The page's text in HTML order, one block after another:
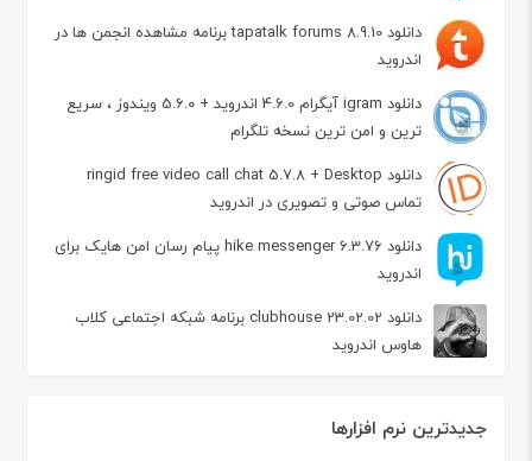
دانلود tapatalk forums 8.9.10 برنامه مشاهده انجمن ها در
اندروید
دانلود igram آیگرام 4.6.0 اندروید + 5.6.0 ویندوز ، سریع
ترین و امن ترین نسخه تلگرام
دانلود ringid free video call chat 5.7.8 + Desktop
تماس صوتی و تصویری در اندروید
دانلود hike messenger 6.3.76 پیام‌ رسان‌ امن هایک برای
اندروید
دانلود clubhouse 23.02.02 برنامه شبکه اجتماعی کلاب
هاوس اندروید
جدیدترین نرم افزارها